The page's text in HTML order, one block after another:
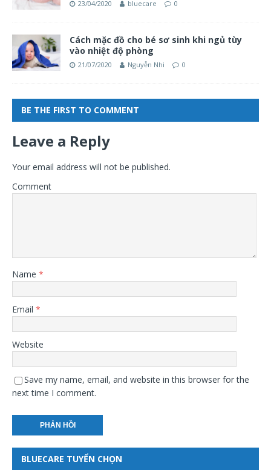
23/04/2020 bluecare 0
Cách mặc đồ cho bé sơ sinh khi ngủ tùy
vào nhiệt độ phòng
21/07/2020 Nguyễn Nhi 0
BE THE FIRST TO COMMENT
Leave a Reply
Your email address will not be published.
Comment
Name *
Email *
Website
Save my name, email, and website in this browser for the
next time I comment.
BLUECARE TUYỂN CHỌN